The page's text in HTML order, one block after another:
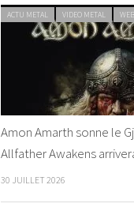
ACTU METAL VIDEO METAL
Amon Amarth sonne le
Allfather Awakens
30 JUILLET 2026